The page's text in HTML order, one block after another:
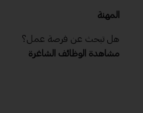
المهنة
هل تبحث عن فرصة عمل؟
مشاهدة الوظائف الشاغرة